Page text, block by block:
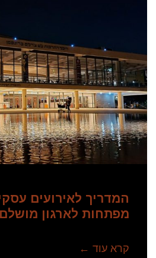
המדריך לאירועים
מפתחות לארגון מושלם
קרא עוד ←